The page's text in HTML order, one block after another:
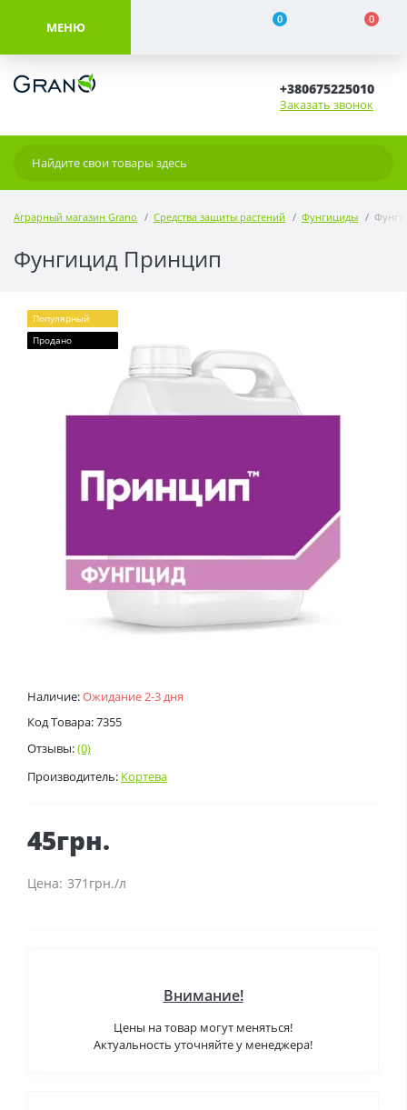
МЕНЮ 0 0
+380675225010
Заказать звонок
Аграрный магазин Grano Средства защиты растений Фунгициды
Фунгицид Принцип
Наличие:Ожидание 2-3 дня
Код Товара: 7355
Отзывы:(0)
Производитель: Кортева
Популярный
Продано
45грн.
371грн./л
Внимание!
Цены на товар могут меняться!
Актуальность уточняйте у менеджера!